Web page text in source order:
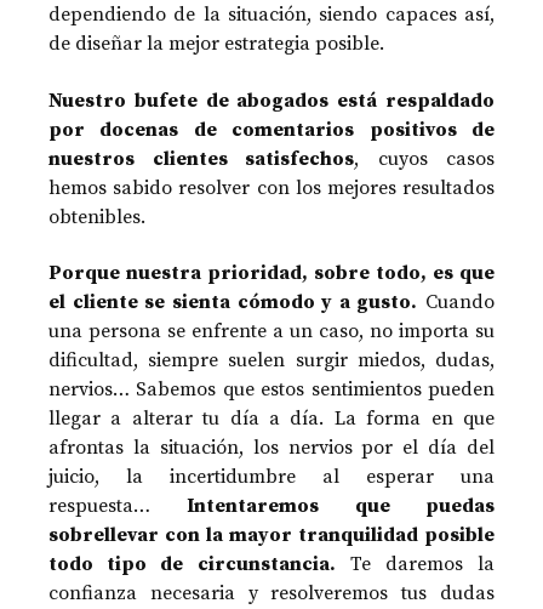
dependiendo de la situación, siendo capaces así,
de diseñar la mejor estrategia posible.
Nuestro bufete de abogados está respaldado
por docenas de comentarios positivos de
nuestros clientes satisfechos, cuyos casos
hemos sabido resolver con los mejores resultados
obtenibles.
Porque nuestra prioridad, sobre todo, es que
el cliente se sienta cómodo y a gusto. Cuando
una persona se enfrente a un caso, no importa su
dificultad, siempre suelen surgir miedos, dudas,
nervios… Sabemos que estos sentimientos pueden
llegar a alterar tu día a día. La forma en que
afrontas la situación, los nervios por el día del
juicio, la incertidumbre al esperar una
respuesta…Intentaremos que puedas
sobrellevar con la mayor tranquilidad posible
todo tipo de circunstancia. Te daremos la
confianza necesaria y resolveremos tus dudas